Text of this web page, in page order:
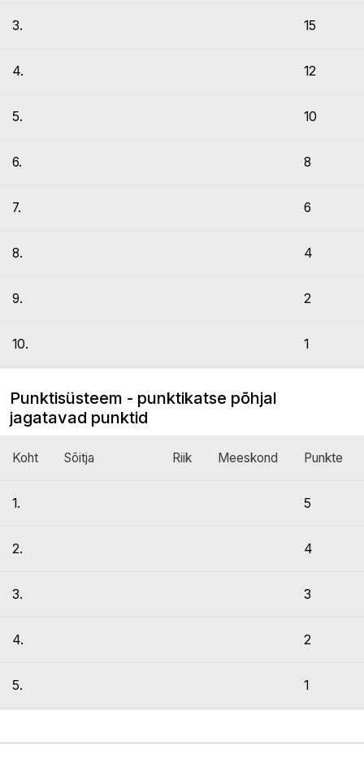
3. 15
4. 12
5. 10
6. 8
7. 6
8. 4
9. 2
10. 1
Punktisüsteem - punktikatse põhjal
jagatavad punktid
Koht Sõitja Riik Meeskond Punkte
1. 5
2. 4
3. 3
4. 2
5. 1